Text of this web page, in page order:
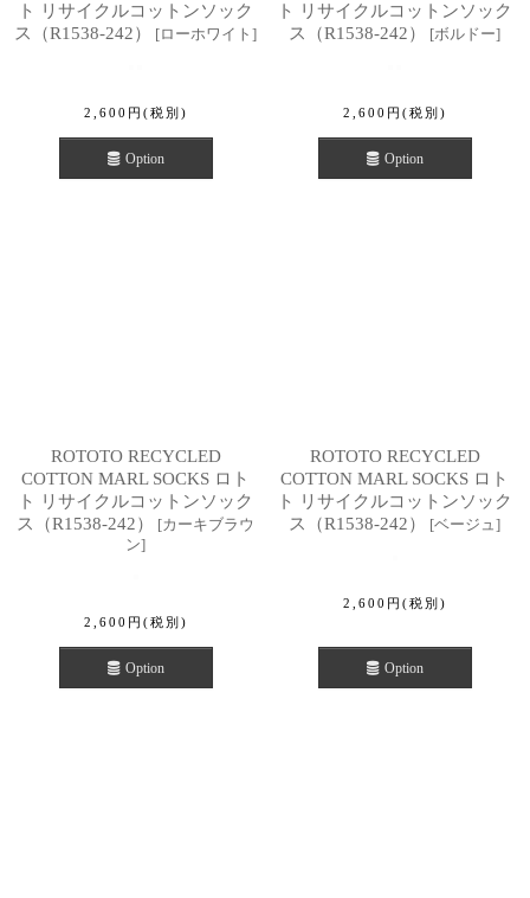
ト リサイクルコットンソック
ス（R1538-242）
[ローホワイト ]
2,600 円 (税別)
Option
ト リサイクルコットンソック
ス（R1538-242）
[ボルドー]
2,600 円 (税別)
Option
ROTOTO RECYCLED
COTTON MARL SOCKS ロト
ト リサイクルコットンソック
ス（R1538-242）
[カーキブラウ
ン]
2,600 円 (税別)
Option
ROTOTO RECYCLED
COTTON MARL SOCKS ロト
ト リサイクルコットンソック
ス（R1538-242）
[ベージュ]
2,600 円 (税別)
Option